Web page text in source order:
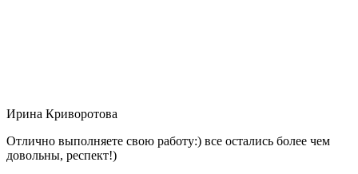
Ирина Криворотова
Отлично выполняете свою работу:) все остались более чем
довольны, респект!)